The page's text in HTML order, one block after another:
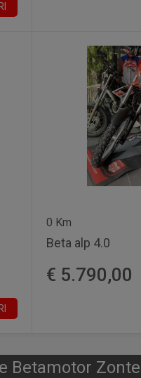
0 Km
Beta alp 4.0
€ 5.790,00
Betamotor